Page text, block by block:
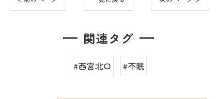
関連タグ
#西宮北口 #不眠